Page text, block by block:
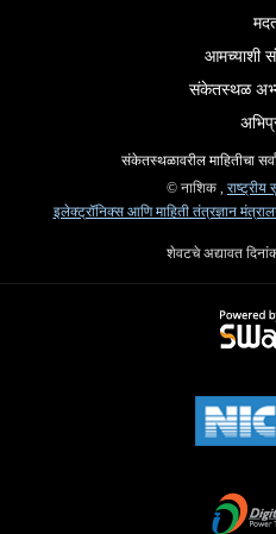
आमच्याशी
संकेतस्थळ
संकेतस्थळावरील माहितीचा
© नाशिक , राष्ट्रीय
इलेक्ट्रॉनिक्स आणि माहिती तंत्रज्ञान
शेवटचे अद्यावत